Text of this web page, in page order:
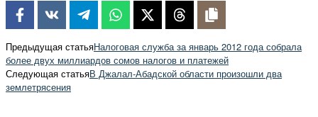
Предыдущая статьяНалоговая служба за январь 2012 года собрала
более двух миллиардов сомов налогов и платежей
Следующая статьяВ Джалал-Абадской области произошли два
землетрясения